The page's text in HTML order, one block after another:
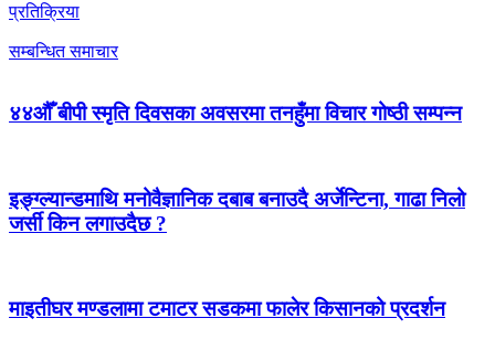
प्रतिक्रिया
सम्बन्धित समाचार
४४औँ बीपी स्मृति दिवसका अवसरमा तनहुँमा विचार गोष्ठी सम्पन्न
इङ्ग्ल्यान्डमाथि मनोवैज्ञानिक दबाब बनाउदै अर्जेन्टिना, गाढा निलो
जर्सी किन लगाउदैछ ?
माइतीघर मण्डलामा टमाटर सडकमा फालेर किसानको प्रदर्शन